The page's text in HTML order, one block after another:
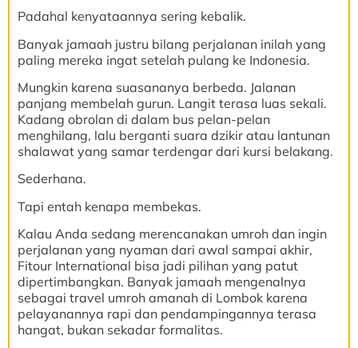
Padahal kenyataannya sering kebalik.
Banyak jamaah justru bilang perjalanan inilah yang
paling mereka ingat setelah pulang ke Indonesia.
Mungkin karena suasananya berbeda. Jalanan
panjang membelah gurun. Langit terasa luas sekali.
Kadang obrolan di dalam bus pelan-pelan
menghilang, lalu berganti suara dzikir atau lantunan
shalawat yang samar terdengar dari kursi belakang.
Sederhana.
Tapi entah kenapa membekas.
Kalau Anda sedang merencanakan umroh dan ingin
perjalanan yang nyaman dari awal sampai akhir,
Fitour International bisa jadi pilihan yang patut
dipertimbangkan. Banyak jamaah mengenalnya
sebagai travel umroh amanah di Lombok karena
pelayanannya rapi dan pendampingannya terasa
hangat, bukan sekadar formalitas.